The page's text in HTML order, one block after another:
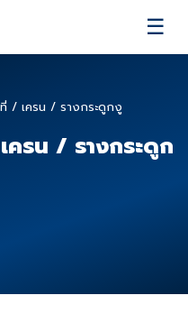
☰
/ เครน / รางกระดูกงู
ครน / รางกระดูก